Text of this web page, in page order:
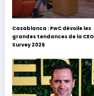
Casablanca : PwC dévoile les
grandes tendances de la CEO
Survey 2026